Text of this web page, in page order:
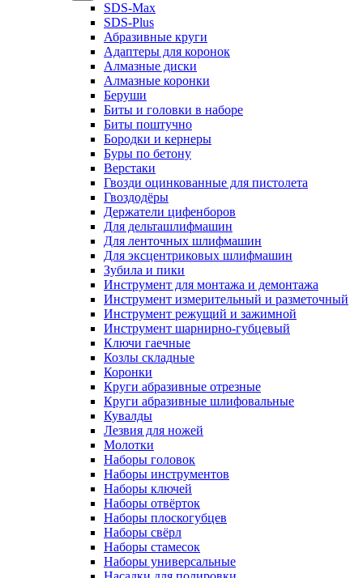
SDS-Max
SDS-Plus
Абразивные круги
Адаптеры для коронок
Алмазные диски
Алмазные коронки
Беруши
Биты и головки в наборе
Биты поштучно
Бородки и кернеры
Буры по бетону
Верстаки
Гвозди оцинкованные для пистолета
Гвоздодёры
Держатели цифенборов
Для дельташлифмашин
Для ленточных шлифмашин
Для эксцентриковых шлифмашин
Зубила и пики
Инструмент для монтажа и демонтажа
Инструмент измерительный и разметочный
Инструмент режущий и зажимной
Инструмент шарнирно-губцевый
Ключи гаечные
Козлы складные
Коронки
Круги абразивные отрезные
Круги абразивные шлифовальные
Кувалды
Лезвия для ножей
Молотки
Наборы головок
Наборы инструментов
Наборы ключей
Наборы отвёрток
Наборы плоскогубцев
Наборы свёрл
Наборы стамесок
Наборы универсальные